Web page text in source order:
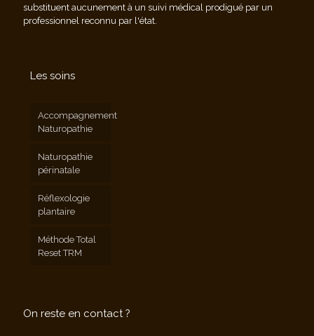
substituent aucunement à un suivi médical prodigué par un
professionnel reconnu par l'état.
Les soins
Accompagnement
Naturopathie
Naturopathie
périnatale
Réflexologie
plantaire
Méthode Total
Reset TRM
On reste en contact ?